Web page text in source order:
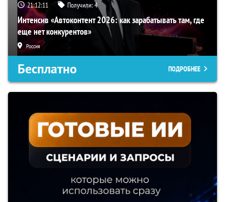
21:12:10 Получили:4
Интенсив «Автоконтент 2026: как зарабатывать там, где
еще нет конкурентов»
Россия
Бесплатно ПОДРОБНЕЕ